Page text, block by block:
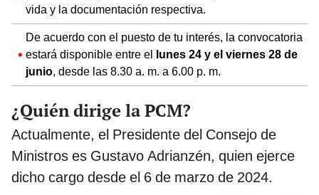
vida y la documentación respectiva.
De acuerdo con el puesto de tu interés, la convocatoria
estará disponible entre el lunes 24 y el viernes 28 de
junio, desde las 8.30 a. m. a 6.00 p. m.
¿Quién dirige la PCM?
Actualmente, el Presidente del Consejo de
Ministros es Gustavo Adrianzén, quien ejerce
dicho cargo desde el 6 de marzo de 2024.